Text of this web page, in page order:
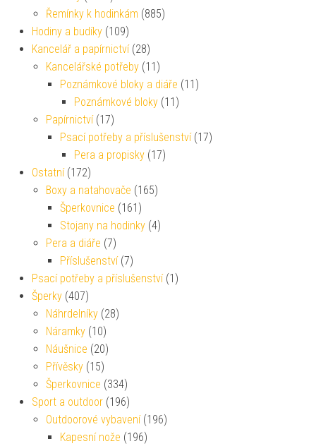
Řemínky k hodinkám (885)
Hodiny a budíky (109)
Kancelář a papírnictví (28)
Kancelářské potřeby (11)
Poznámkové bloky a diáře (11)
Poznámkové bloky (11)
Papírnictví (17)
Psací potřeby a příslušenství (17)
Pera a propisky (17)
Ostatní (172)
Boxy a natahovače (165)
Šperkovnice (161)
Stojany na hodinky (4)
Pera a diáře (7)
Příslušenství (7)
Psací potřeby a příslušenství (1)
Šperky (407)
Náhrdelníky (28)
Náramky (10)
Náušnice (20)
Přívěsky (15)
Šperkovnice (334)
Sport a outdoor (196)
Outdoorové vybavení (196)
Kapesní nože (196)